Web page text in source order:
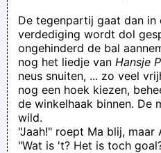
De tegenpartij gaat dan in
verdediging wordt dol
ongehinderd de bal
nog het liedje van Hansje
neus snuiten, ... zo veel
nog een hoek kiezen,
de winkelhaak binnen. De
wild.
"Jaah!" roept Ma blij,
"Wat is 't? Het is toch